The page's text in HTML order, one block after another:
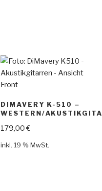
DIMAVERY K-510 –
WESTERN/
179,00€
inkl. 19 % MwSt.